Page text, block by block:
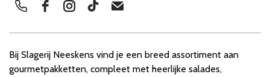
Bij Slagerij Neeskens vind je een breed assortiment aan
gourmetpakketten, compleet met heerlijke salades,